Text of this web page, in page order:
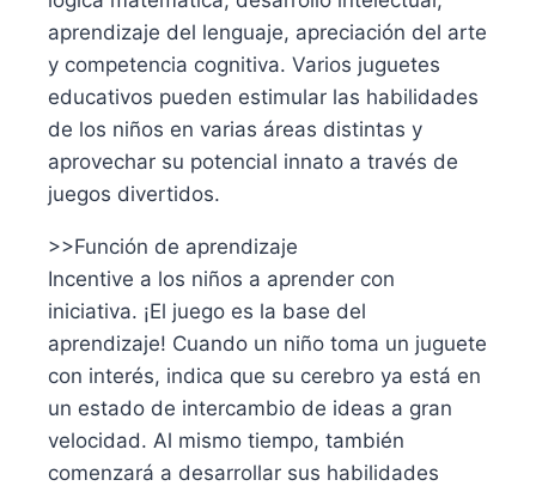
aprendizaje del lenguaje, apreciación del arte
y competencia cognitiva. Varios juguetes
educativos pueden estimular las habilidades
de los niños en varias áreas distintas y
aprovechar su potencial innato a través de
juegos divertidos.
>>Función de aprendizaje
Incentive a los niños a aprender con
iniciativa. ¡El juego es la base del
aprendizaje! Cuando un niño toma un juguete
con interés, indica que su cerebro ya está en
un estado de intercambio de ideas a gran
velocidad. Al mismo tiempo, también
comenzará a desarrollar sus habilidades